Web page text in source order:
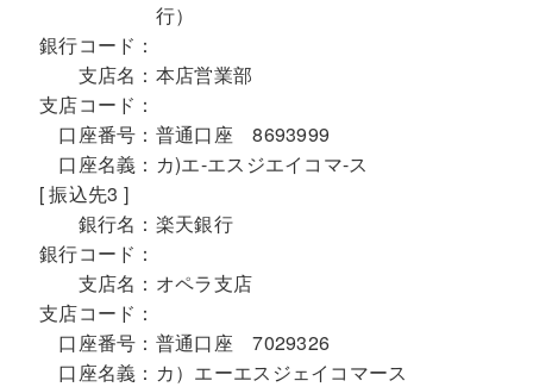
行）
銀行コード：
支店名： 本店営業部
支店コード：
口座番号： 普通口座 8693999
口座名義： カ)エ-エスジエイコマ-ス
[ 振込先3 ]
銀行名： 楽天銀行
銀行コード：
支店名： オペラ支店
支店コード：
口座番号： 普通口座 7029326
口座名義： カ）エーエスジェイコマース